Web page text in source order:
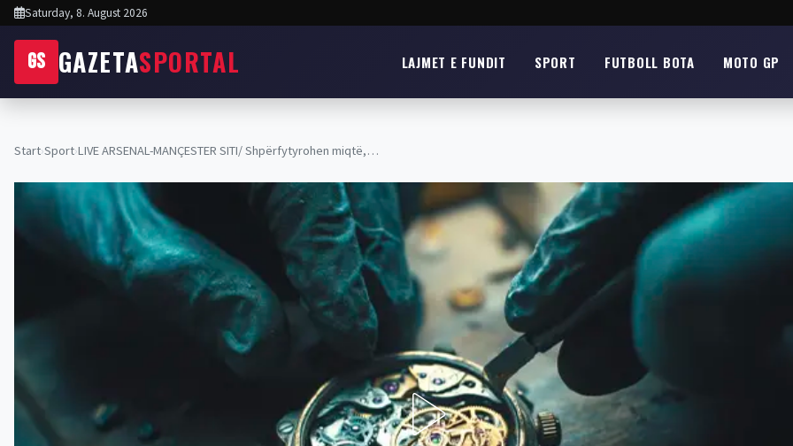
Saturday, 8. August 2026
GS GAZETASPORTAL LAJMET E FUNDIT SPORT FUTBOLL BOTA MOTO GP
Start›Sport›LIVE ARSENAL-MANÇESTER SITI/ Shpërfytyrohen miqtë,…